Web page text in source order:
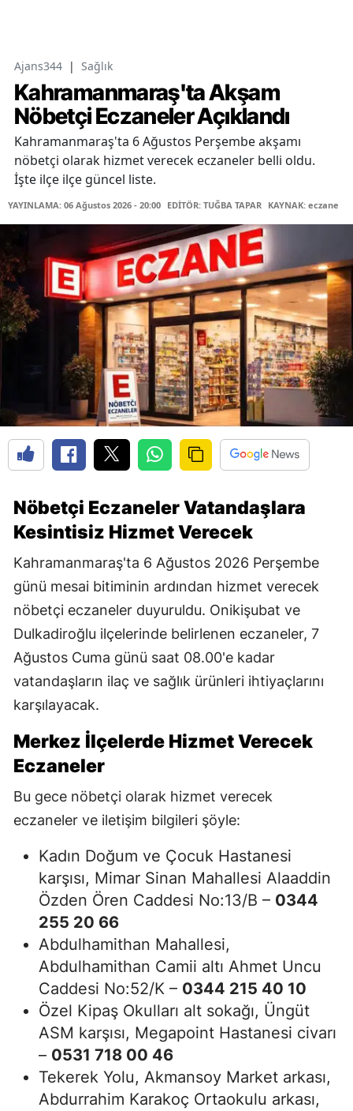
Ajans344 | Sağlık
Kahramanmaraş'ta Akşam
Nöbetçi Eczaneler Açıklandı
Kahramanmaraş'ta 6 Ağustos Perşembe akşamı
nöbetçi olarak hizmet verecek eczaneler belli oldu.
İşte ilçe ilçe güncel liste.
YAYINLAMA: 06 Ağustos 2026 - 20:00 EDİTÖR: TUĞBA TAPAR KAYNAK: eczane
Nöbetçi Eczaneler Vatandaşlara
Kesintisiz Hizmet Verecek
Kahramanmaraş'ta 6 Ağustos 2026 Perşembe
günü mesai bitiminin ardından hizmet verecek
nöbetçi eczaneler duyuruldu. Onikişubat ve
Dulkadiroğlu ilçelerinde belirlenen eczaneler, 7
Ağustos Cuma günü saat 08.00'e kadar
vatandaşların ilaç ve sağlık ürünleri ihtiyaçlarını
karşılayacak.
Merkez İlçelerde Hizmet Verecek
Eczaneler
Bu gece nöbetçi olarak hizmet verecek
eczaneler ve iletişim bilgileri şöyle:
Kadın Doğum ve Çocuk Hastanesi
karşısı, Mimar Sinan Mahallesi Alaaddin
Özden Ören Caddesi No:13/B – 0344
255 20 66
Abdulhamithan Mahallesi,
Abdulhamithan Camii altı Ahmet Uncu
Caddesi No:52/K – 0344 215 40 10
Özel Kipaş Okulları alt sokağı, Üngüt
ASM karşısı, Megapoint Hastanesi civarı
– 0531 718 00 46
Tekerek Yolu, Akmansoy Market arkası,
Abdurrahim Karakoç Ortaokulu arkası,